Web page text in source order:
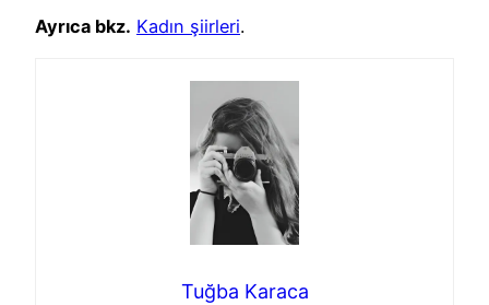
Ayrıca bkz. Kadın şiirleri.
Tuğba Karaca